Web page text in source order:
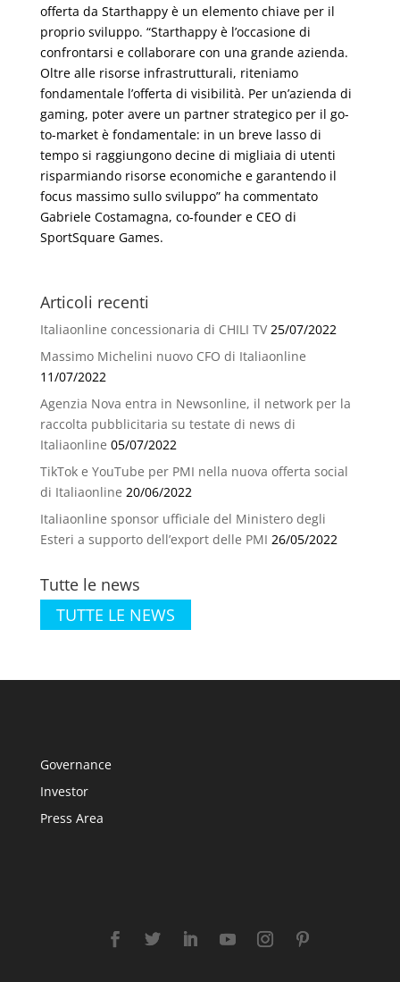
offerta da Starthappy è un elemento chiave per il
proprio sviluppo. “Starthappy è l’occasione di
confrontarsi e collaborare con una grande azienda.
Oltre alle risorse infrastrutturali, riteniamo
fondamentale l’offerta di visibilità. Per un’azienda di
gaming, poter avere un partner strategico per il go-
to-market è fondamentale: in un breve lasso di
tempo si raggiungono decine di migliaia di utenti
risparmiando risorse economiche e garantendo il
focus massimo sullo sviluppo” ha commentato
Gabriele Costamagna, co-founder e CEO di
SportSquare Games.
Articoli recenti
Italiaonline concessionaria di CHILI TV 25/07/2022
Massimo Michelini nuovo CFO di Italiaonline
11/07/2022
Agenzia Nova entra in Newsonline, il network per la
raccolta pubblicitaria su testate di news di
Italiaonline 05/07/2022
TikTok e YouTube per PMI nella nuova offerta social
di Italiaonline 20/06/2022
Italiaonline sponsor ufficiale del Ministero degli
Esteri a supporto dell’export delle PMI 26/05/2022
Tutte le news
TUTTE LE NEWS
Governance
Investor
Press Area